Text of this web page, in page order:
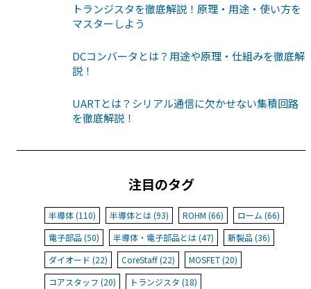
トランジスタを徹底解説！原理・用途・使い方を
マスターしよう
DCコンバータとは？用途や原理・仕組みを徹底解
説！
UARTとは？シリアル通信に欠かせない集積回路
を徹底解説！
注目のタグ
半導体 (110) 半導体とは (93) ROHM (66)
ローム (66)
電子部品 (50)
半導体・電子部品とは (47)
新製品 (36)
ダイオード (22)
CoreStaff (22)
MOSFET (20)
コアスタッフ (20)
トランジスタ (18)